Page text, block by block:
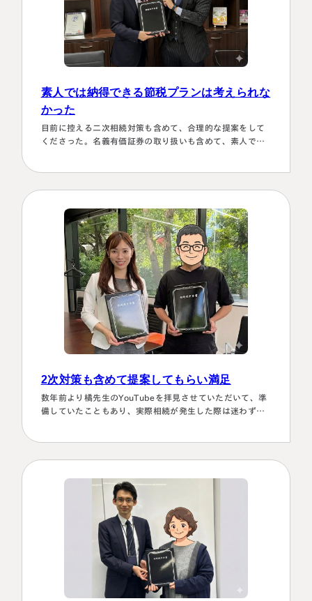
素人では納得できる節税プランは考えられな
かった
目前に控える二次相続対策も含めて、合理的な提案をして
くださった。名義有価証券の取り扱いも含めて、素人では
2次対策も含めて提案してもらい満足
数年前より橘先生のYouTubeを拝見させていただいて、準
備していたこともあり、実際相続が発生した際は迷わず相